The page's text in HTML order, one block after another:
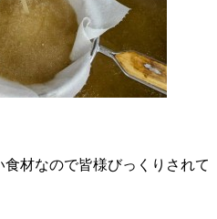
材なので皆様びっくりされて